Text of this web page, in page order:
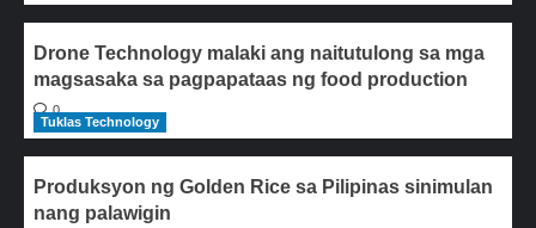
Drone Technology malaki ang naitutulong sa mga
magsasaka sa pagpapataas ng food production
0
Tuklas Technology
Produksyon ng Golden Rice sa Pilipinas sinimulan
nang palawigin